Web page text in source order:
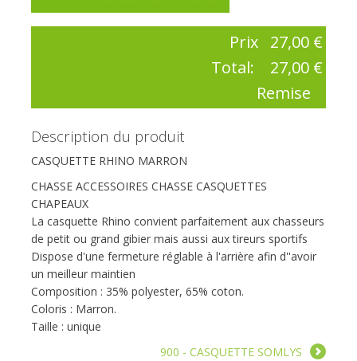
Prix 27,00 €
Total:
27,00 €
Remise
Description du produit
CASQUETTE RHINO MARRON
CHASSE ACCESSOIRES CHASSE CASQUETTES
CHAPEAUX
La casquette Rhino convient parfaitement aux chasseurs
de petit ou grand gibier mais aussi aux tireurs sportifs
Dispose d'une fermeture réglable à l'arrière afin d''avoir
un meilleur maintien
Composition : 35% polyester, 65% coton.
Coloris : Marron.
Taille : unique
900 - CASQUETTE SOMLYS